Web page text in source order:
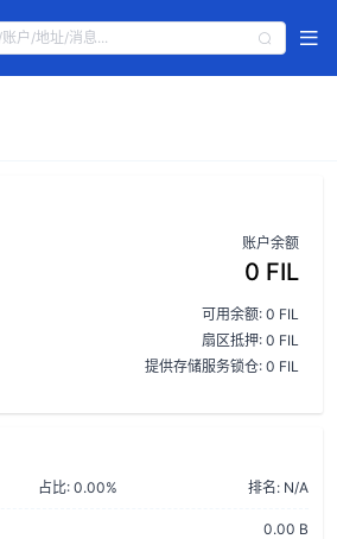
账户余额
0 FIL
可用余额: 0 FIL
扇区抵押: 0 FIL
提供存储服务锁仓: 0 FIL
占比: 0.00% 排名: N/A
0.00 B